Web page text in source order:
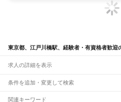
東京都、江戸川橋駅、経験者・有資格者歓迎
求人の詳細を表示
条件を追加・変更して検索
市区町村を追加・変更
関連キーワード